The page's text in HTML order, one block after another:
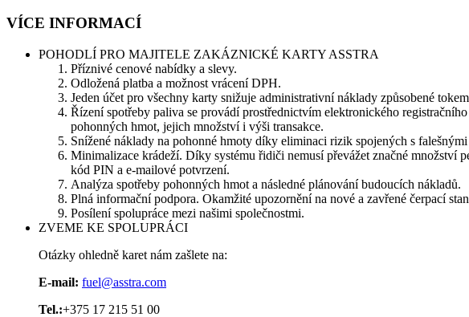
VÍCE INFORMACÍ
POHODLÍ PRO MAJITELE ZAKÁZNICKÉ KARTY ASSTRA
Příznivé cenové nabídky a slevy.
Odložená platba a možnost vrácení DPH.
Jeden účet pro všechny karty snižuje administrativní náklady způsobené
Řízení spotřeby paliva se provádí prostřednictvím elektronického
pohonných hmot, jejich množství i výši transakce.
Snížené náklady na pohonné hmoty díky eliminaci rizik spojených s
Minimalizace krádeží. Díky systému řidiči nemusí převážet značné množství
kód PIN a e-mailové potvrzení.
Analýza spotřeby pohonných hmot a následné plánování budoucích nákladů.
Plná informační podpora. Okamžité upozornění na nové a zavřené čerpací
Posílení spolupráce mezi našimi společnostmi.
ZVEME KE SPOLUPRÁCI
Otázky ohledně karet nám zašlete na:
E-mail: fuel@asstra.com
Tel.:+375 17 215 51 00